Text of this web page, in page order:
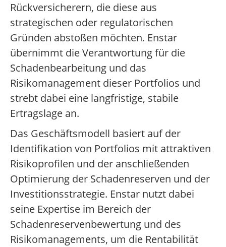
Rückversicherern, die diese aus
strategischen oder regulatorischen
Gründen abstoßen möchten. Enstar
übernimmt die Verantwortung für die
Schadenbearbeitung und das
Risikomanagement dieser Portfolios und
strebt dabei eine langfristige, stabile
Ertragslage an.
Das Geschäftsmodell basiert auf der
Identifikation von Portfolios mit attraktiven
Risikoprofilen und der anschließenden
Optimierung der Schadenreserven und der
Investitionsstrategie. Enstar nutzt dabei
seine Expertise im Bereich der
Schadenreservenbewertung und des
Risikomanagements, um die Rentabilität